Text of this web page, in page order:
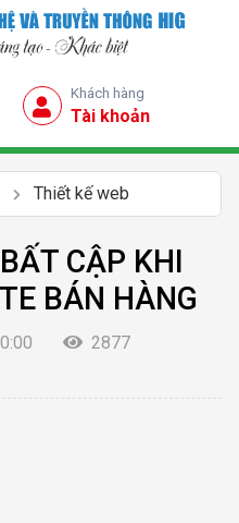
Khách hàng
Tài khoản
Thiết kế web
CẬP KHI
BÁN HÀNG
2877